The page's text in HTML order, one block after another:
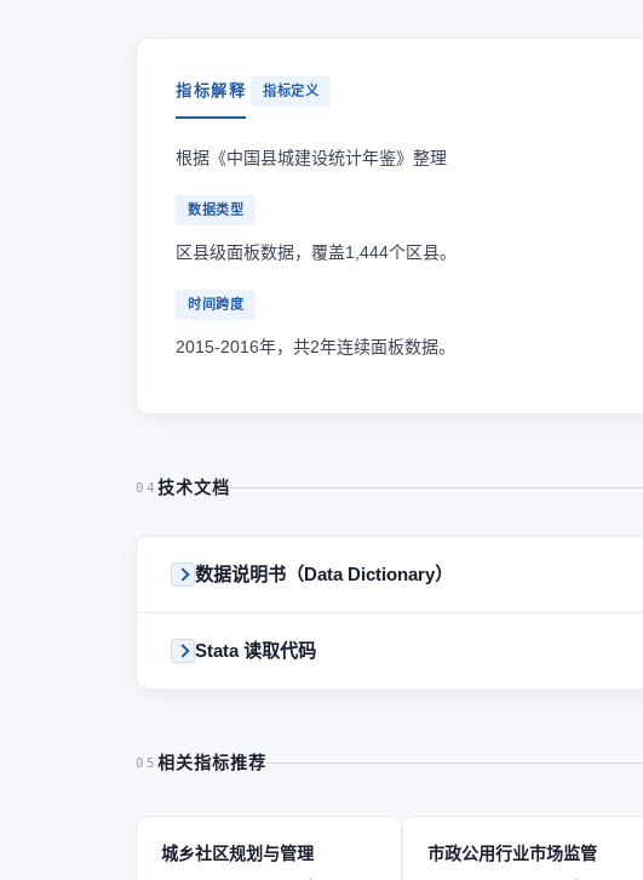
指标解释 指标定义
根据《中国县城建设统计年鉴》整理
数据类型
区县级面板数据，覆盖1,444个区县。
时间跨度
2015-2016年，共2年连续面板数据。
04 技术文档
数据说明书（Data Dictionary）
Stata 读取代码
05 相关指标推荐
城乡社区规划与管理 市政公用行业市场监管